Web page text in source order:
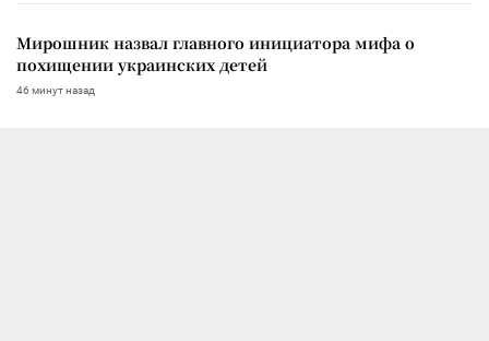
Мирошник назвал главного инициатора мифа о
похищении украинских детей
46 минут назад